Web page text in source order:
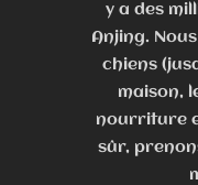
y a des
Anjing.
chiens
maison,
nourriture
sûr,